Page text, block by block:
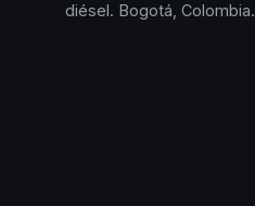
diésel. Bogotá, Colombia.